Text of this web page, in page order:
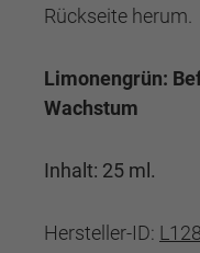
Rückseite herum.
Limonengrün:
Wachstum
Inhalt: 25 ml.
Hersteller-ID: